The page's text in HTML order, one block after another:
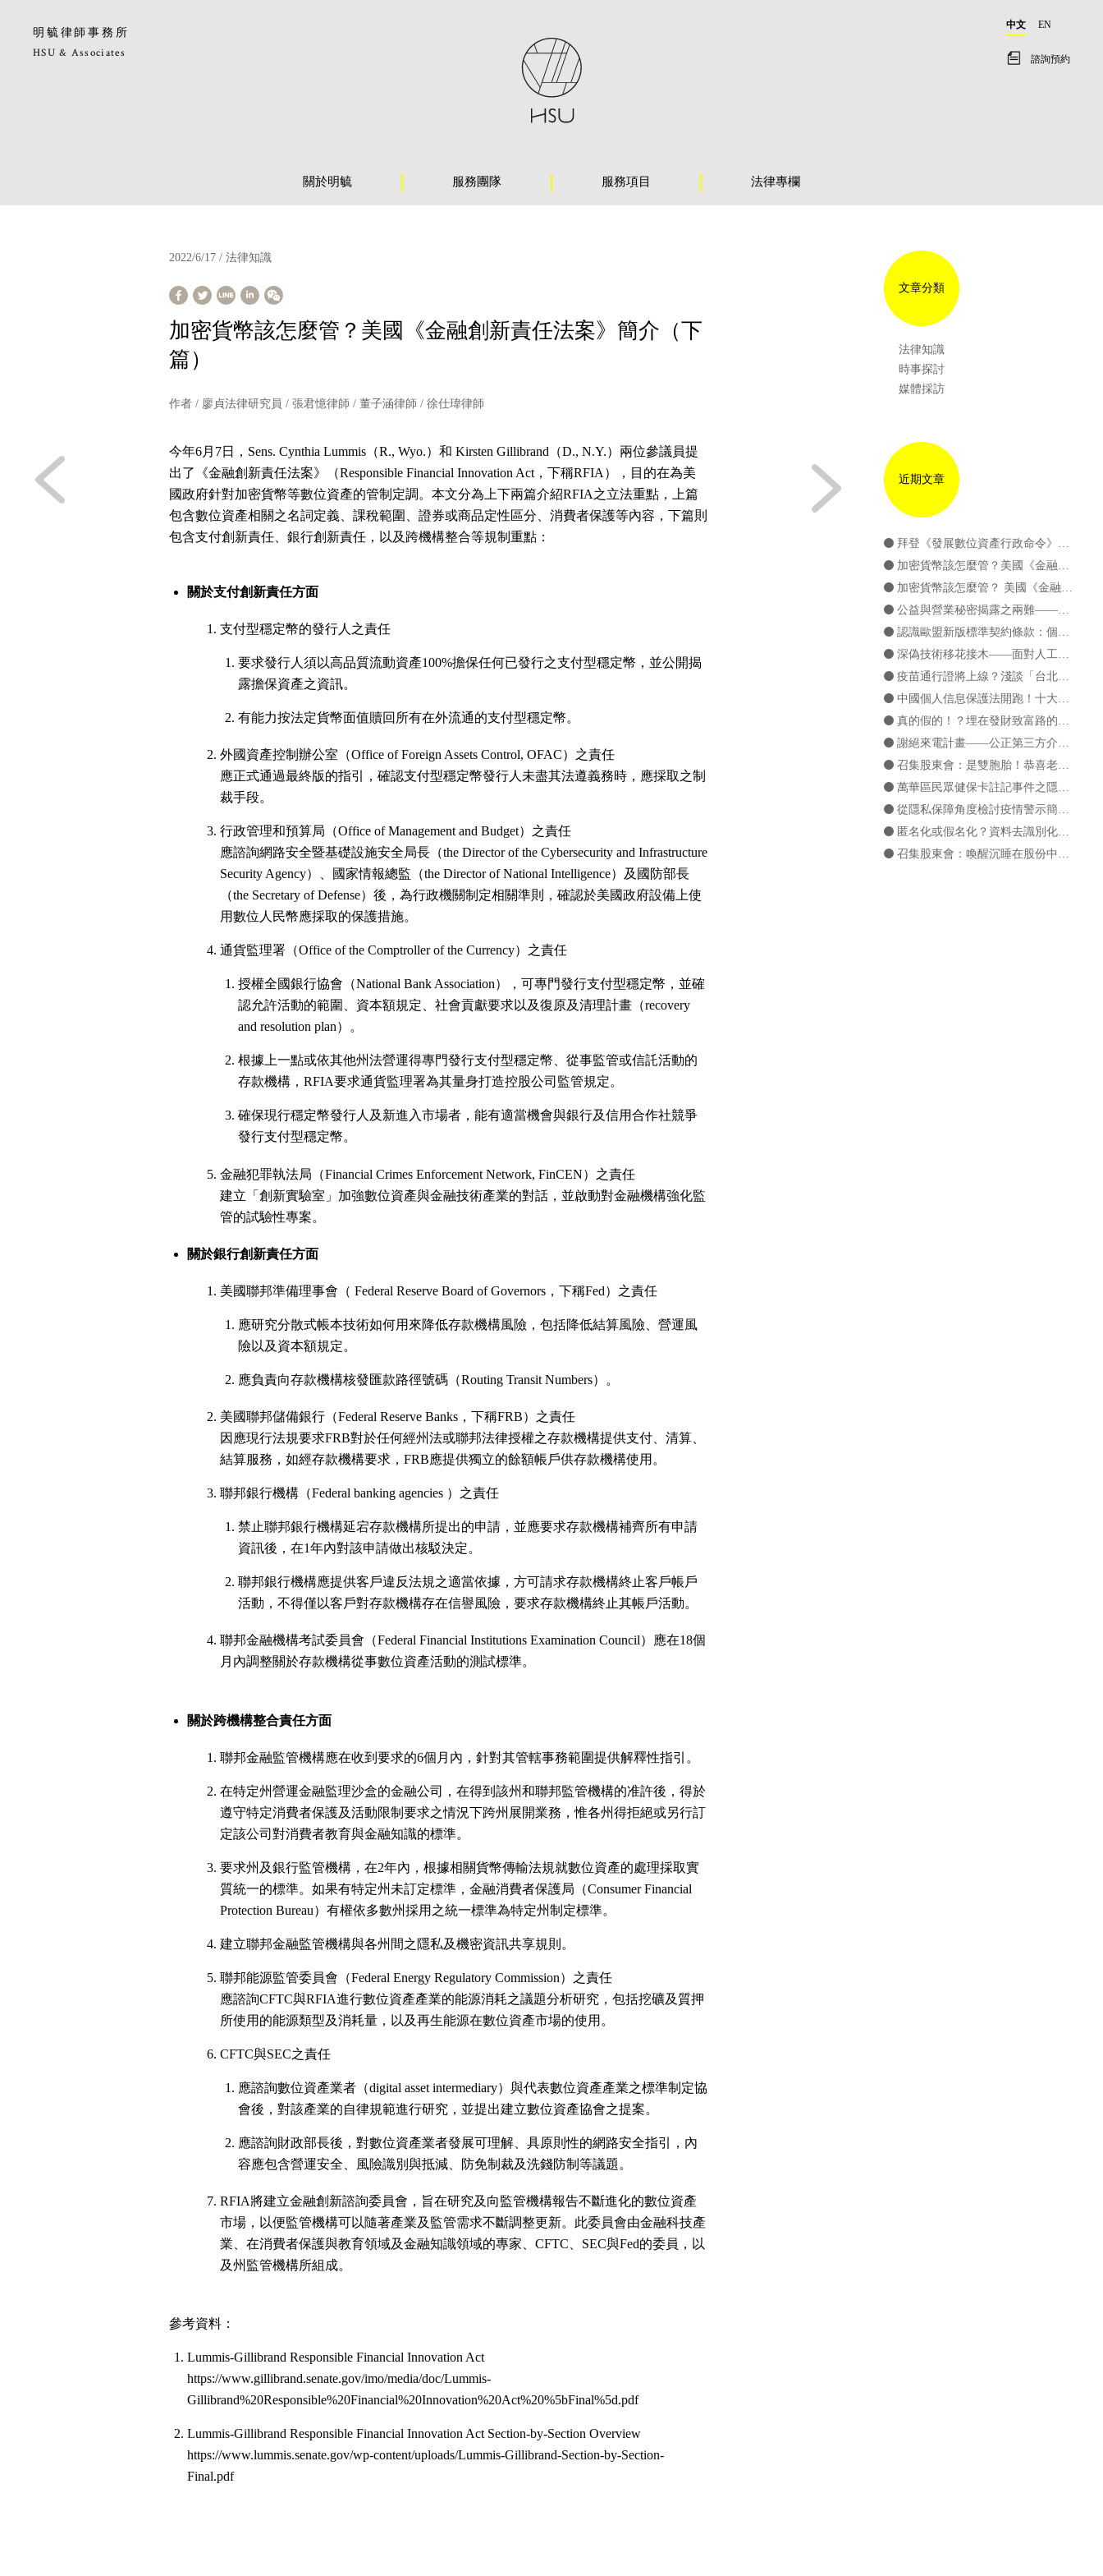
明毓律師事務所
HSU & Associates
中文 EN
諮詢預約
關於明毓 服務團隊 服務項目 法律專欄
2022/6/17 / 法律知識
加密貨幣該怎麼管？美國《金融創新責任法案》簡介（下
篇）
作者 / 廖貞法律研究員 / 張君憶律師 / 董子涵律師 / 徐仕瑋律師
今年6月7日，Sens. Cynthia Lummis（R., Wyo.）和 Kirsten Gillibrand（D., N.Y.）兩位參議員提
出了《金融創新責任法案》（Responsible Financial Innovation Act，下稱RFIA），目的在為美
國政府針對加密貨幣等數位資產的管制定調。本文分為上下兩篇介紹RFIA之立法重點，上篇
包含數位資產相關之名詞定義、課稅範圍、證券或商品定性區分、消費者保護等內容，下篇則
包含支付創新責任、銀行創新責任，以及跨機構整合等規制重點：
關於支付創新責任方面
支付型穩定幣的發行人之責任
要求發行人須以高品質流動資產100%擔保任何已發行之支付型穩定幣，並公開揭
露擔保資產之資訊。
有能力按法定貨幣面值贖回所有在外流通的支付型穩定幣。
外國資產控制辦公室（Office of Foreign Assets Control, OFAC）之責任
應正式通過最終版的指引，確認支付型穩定幣發行人未盡其法遵義務時，應採取之制
裁手段。
行政管理和預算局（Office of Management and Budget）之責任
應諮詢網路安全暨基礎設施安全局長（the Director of the Cybersecurity and Infrastructure
Security Agency）、國家情報總監（the Director of National Intelligence）及國防部長
（the Secretary of Defense）後，為行政機關制定相關準則，確認於美國政府設備上使
用數位人民幣應採取的保護措施。
通貨監理署（Office of the Comptroller of the Currency）之責任
授權全國銀行協會（National Bank Association），可專門發行支付型穩定幣，並確
認允許活動的範圍、資本額規定、社會貢獻要求以及復原及清理計畫（recovery
and resolution plan）。
根據上一點或依其他州法營運得專門發行支付型穩定幣、從事監管或信託活動的
存款機構，RFIA要求通貨監理署為其量身打造控股公司監管規定。
確保現行穩定幣發行人及新進入市場者，能有適當機會與銀行及信用合作社競爭
發行支付型穩定幣。
金融犯罪執法局（Financial Crimes Enforcement Network, FinCEN）之責任
建立「創新實驗室」加強數位資產與金融技術產業的對話，並啟動對金融機構強化監
管的試驗性專案。
關於銀行創新責任方面
美國聯邦準備理事會（ Federal Reserve Board of Governors，下稱Fed）之責任
應研究分散式帳本技術如何用來降低存款機構風險，包括降低結算風險、營運風
險以及資本額規定。
應負責向存款機構核發匯款路徑號碼（Routing Transit Numbers）。
美國聯邦儲備銀行（Federal Reserve Banks，下稱FRB）之責任
因應現行法規要求FRB對於任何經州法或聯邦法律授權之存款機構提供支付、清算、
結算服務，如經存款機構要求，FRB應提供獨立的餘額帳戶供存款機構使用。
聯邦銀行機構（Federal banking agencies ）之責任
禁止聯邦銀行機構延宕存款機構所提出的申請，並應要求存款機構補齊所有申請
資訊後，在1年內對該申請做出核駁決定。
聯邦銀行機構應提供客戶違反法規之適當依據，方可請求存款機構終止客戶帳戶
活動，不得僅以客戶對存款機構存在信譽風險，要求存款機構終止其帳戶活動。
聯邦金融機構考試委員會（Federal Financial Institutions Examination Council）應在18個
月內調整關於存款機構從事數位資產活動的測試標準。
關於跨機構整合責任方面
聯邦金融監管機構應在收到要求的6個月內，針對其管轄事務範圍提供解釋性指引。
在特定州營運金融監理沙盒的金融公司，在得到該州和聯邦監管機構的准許後，得於
遵守特定消費者保護及活動限制要求之情況下跨州展開業務，惟各州得拒絕或另行訂
定該公司對消費者教育與金融知識的標準。
要求州及銀行監管機構，在2年內，根據相關貨幣傳輸法規就數位資產的處理採取實
質統一的標準。如果有特定州未訂定標準，金融消費者保護局（Consumer Financial
Protection Bureau）有權依多數州採用之統一標準為特定州制定標準。
建立聯邦金融監管機構與各州間之隱私及機密資訊共享規則。
聯邦能源監管委員會（Federal Energy Regulatory Commission）之責任
應諮詢CFTC與RFIA進行數位資產產業的能源消耗之議題分析研究，包括挖礦及質押
所使用的能源類型及消耗量，以及再生能源在數位資產市場的使用。
CFTC與SEC之責任
應諮詢數位資產業者（digital asset intermediary）與代表數位資產產業之標準制定協
會後，對該產業的自律規範進行研究，並提出建立數位資產協會之提案。
應諮詢財政部長後，對數位資產業者發展可理解、具原則性的網路安全指引，內
容應包含營運安全、風險識別與抵減、防免制裁及洗錢防制等議題。
RFIA將建立金融創新諮詢委員會，旨在研究及向監管機構報告不斷進化的數位資產
市場，以便監管機構可以隨著產業及監管需求不斷調整更新。此委員會由金融科技產
業、在消費者保護與教育領域及金融知識領域的專家、CFTC、SEC與Fed的委員，以
及州監管機構所組成。
參考資料：
Lummis-Gillibrand Responsible Financial Innovation Act
https://www.gillibrand.senate.gov/imo/media/doc/Lummis-
Gillibrand%20Responsible%20Financial%20Innovation%20Act%20%5bFinal%5d.pdf
Lummis-Gillibrand Responsible Financial Innovation Act Section-by-Section Overview
https://www.lummis.senate.gov/wp-content/uploads/Lummis-Gillibrand-Section-by-Section-
Final.pdf
文章分類
法律知識
時事探討
媒體採訪
近期文章
拜登《發展數位資產行政命令》簡介
加密貨幣該怎麼管？美國《金融創新責任法案》簡介（下篇）
加密貨幣該怎麼管？ 美國《金融創新責任法案》簡介（上篇）
公益與營業秘密揭露之兩難——簡介TRIPS Covid-19豁免提案
認識歐盟新版標準契約條款：個資國際傳輸新發展
深偽技術移花接木——面對人工智慧，個資法準備好了嗎？
疫苗通行證將上線？淺談「台北通app」之個資蒐用問題
中國個人信息保護法開跑！十大重點一次看！
真的假的！？埋在發財致富路的陷阱 ——淺談詐欺取財罪與非法吸金罪
謝絕來電計畫——公正第三方介入當事人同意機制之可行性？
召集股東會：是雙胞胎！恭喜老爺，賀喜夫人！？
萬華區民眾健保卡註記事件之隱私疑雲——兼談「剖析」之基本概念
從隱私保障角度檢討疫情警示簡訊：「細胞廣播」與「類細胞簡訊」之運用
匿名化或假名化？資料去識別化之概念釐清
召集股東會：喚醒沉睡在股份中的表決權